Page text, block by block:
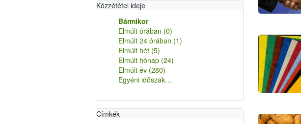
Közzététel ideje
Bármikor
Elmúlt órában (0)
Elmúlt 24 órában (1)
Elmúlt hét (5)
Elmúlt hónap (24)
Elmúlt év (280)
Egyéni időszak…
Címkék